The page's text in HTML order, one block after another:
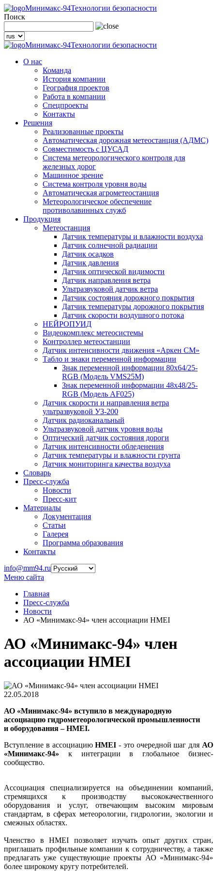
Минимакс-94Технологии безопасности
Поиск
Минимакс-94Технологии безопасности
О нас
Команда
История компании
География проектов
Работа в компании
Спецпроекты
Контакты
Решения
Реализованные проекты
Автоматическая дорожная метеостанция (АДМС)
Совместимость с ЦУСАД
Система метеорологического контроля для
железных дорог
Машинное зрение
Система контроля уровня воды
Автоматическая агрометеостанция
Метеорологическое обеспечение
противолавинных служб
Продукция
Метеостанция
Датчик температуры и влажности воздуха
Датчик солнечной радиации
Датчик осадков
Датчик давления
Датчик оптической видимости
Датчик направления ветра
Ультразвуковой датчик ветра
Датчик состояния дорожного покрытия
Датчик температуры дорожного покрытия
Датчик скорости воздушного потока
НЕЙРОПУИД
Видеокомплекс метеосистемы
Контроллер метеостанции
Датчик интенсивности движения «Аркен СМ»
Табло и знаки переменной информации
Знак переменной информации 80х64/25-
RGB (Модель VMS25M)
Знак переменной информации 48х48/25-
RGB (Модель АF025)
Датчик скорости и направления ветра
ультразвуковой УЗ-200
Датчик радиоканальный
Ультразвуковой датчик уровня воды
Оптический датчик состояния дороги
Датчик интенсивности обледенения
Датчик температуры и влажности грунта
Датчик мониторинга качества воздуха
Словарь
Пресс-служба
Новости
Пресс-кит
Материалы
Документация
Статьи
Галерея
Программа образования
Контакты
info@mm94.ru
Меню сайта
Главная
Пресс-служба
Новости
АО «Минимакс-94» член ассоциации HMEI
АО «Минимакс-94» член
ассоциации HMEI
22.05.2018
АО «Минимакс-94» вступило в международную
ассоциацию гидрометеорологической промышленности
и оборудования – HMEI.
Вступление в ассоциациюHMEI - это очередной шаг для АО
«Минимакс-94» к интеграции в глобальное бизнес-
сообщество.
Ассоциация специализируется на объединении компаний,
стремящихся к производству высококачественного
оборудования и услуг, отвечающим высоким мировым
стандартам, в сферах метеорологии, гидрологии, экологии и
смежных областях.
Членство в HMEI позволяет изучать опыт других стран,
приглашать профильные компании к сотрудничеству, а также
предлагать уже существующие проекты АО «Минимакс-94»
более широкому кругу потребителей.